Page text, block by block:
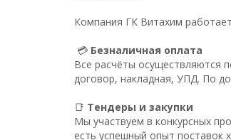
Компания ГК Витахим
💳 Безналичная оплата
Все расчёты осуществляются
договор, накладная, УПД. По
📑 Тендеры и закупки
Мы участвуем в конкурсных
есть успешный опыт поставок